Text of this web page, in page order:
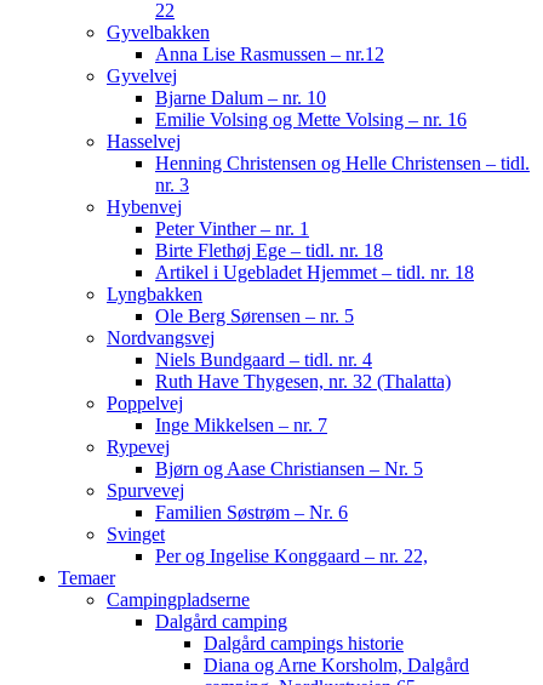
22
Gyvelbakken
Anna Lise Rasmussen – nr.12
Gyvelvej
Bjarne Dalum – nr. 10
Emilie Volsing og Mette Volsing – nr. 16
Hasselvej
Henning Christensen og Helle Christensen – tidl.
nr. 3
Hybenvej
Peter Vinther – nr. 1
Birte Flethøj Ege – tidl. nr. 18
Artikel i Ugebladet Hjemmet – tidl. nr. 18
Lyngbakken
Ole Berg Sørensen – nr. 5
Nordvangsvej
Niels Bundgaard – tidl. nr. 4
Ruth Have Thygesen, nr. 32 (Thalatta)
Poppelvej
Inge Mikkelsen – nr. 7
Rypevej
Bjørn og Aase Christiansen – Nr. 5
Spurvevej
Familien Søstrøm – Nr. 6
Svinget
Per og Ingelise Konggaard – nr. 22,
Temaer
Campingpladserne
Dalgård camping
Dalgård campings historie
Diana og Arne Korsholm, Dalgård